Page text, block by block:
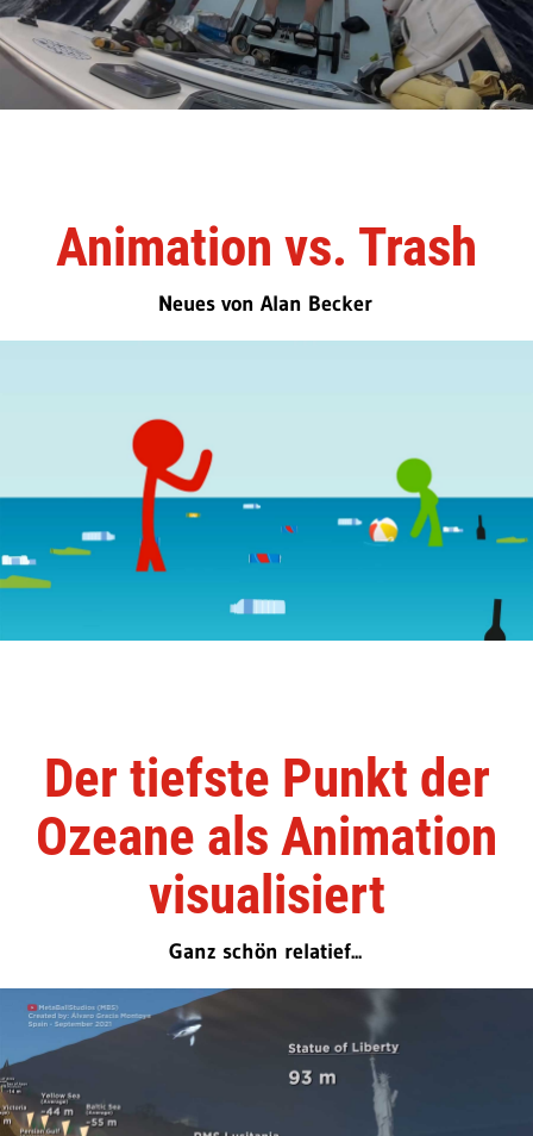
Animation vs. Trash
Neues von Alan Becker
Der tiefste Punkt der
Ozeane als Animation
visualisiert
Ganz schön relatief...